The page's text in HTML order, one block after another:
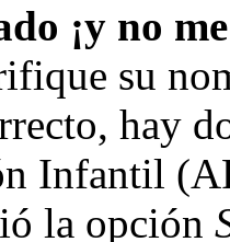
¡y no
su
hay
Infantil
la opción